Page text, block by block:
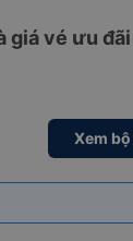
giá vé ưu
Xem